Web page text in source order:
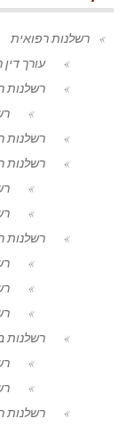
רשלנות רפואית
עורך
רשלנות
רשלנות
רשלנות
רשלנות
רשלנות
רשלנות